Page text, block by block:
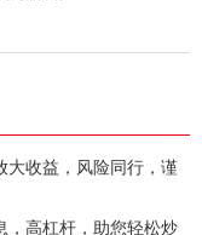
大收益，风险同行，谨
，高杠杆，助您轻松炒